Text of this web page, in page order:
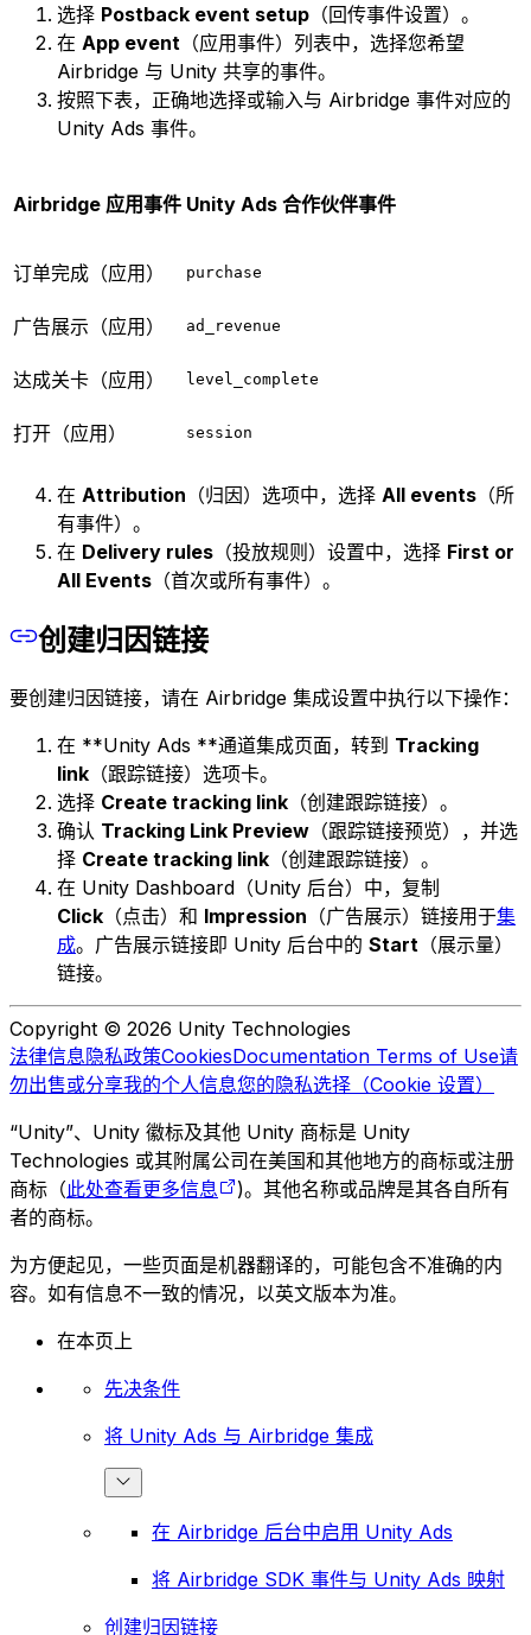
选择 Postback event setup （回传事件设置）。
在 App event （应用事件）列表中，选择您希望
Airbridge 与 Unity 共享的事件。
按照下表，正确地选择或输入与 Airbridge 事件对应的
Unity Ads 事件。
Airbridge 应用事件 Unity Ads 合作伙伴事件
订单完成（应用） purchase
广告展示（应用） ad_revenue
达成关卡（应用） level_complete
打开（应用） session
在 Attribution （归因）选项中，选择 All events （所
有事件）。
在 Delivery rules （投放规则）设置中，选择 First or
All Events （首次或所有事件）。
创建归因链接
要创建归因链接，请在 Airbridge 集成设置中执行以下操作：
在 **Unity Ads **通道集成页面，转到 Tracking
link （跟踪链接）选项卡。
选择 Create tracking link （创建跟踪链接）。
确认 Tracking Link Preview （跟踪链接预览），并选
择 Create tracking link （创建跟踪链接）。
在 Unity Dashboard（Unity 后台）中，复制
Click （点击）和 Impression （广告展示）链接用于集
成。广告展示链接即 Unity 后台中的 Start （展示量）
链接。
Copyright © 2026 Unity Technologies
法律信息隐私政策CookiesDocumentation Terms of Use请
勿出售或分享我的个人信息您的隐私选择（Cookie 设置）
“Unity”、Unity 徽标及其他 Unity 商标是 Unity
Technologies 或其附属公司在美国和其他地方的商标或注册
商标（此处查看更多信息
)。其他名称或品牌是其各自所有
者的商标。
为方便起见，一些页面是机器翻译的，可能包含不准确的内
容。如有信息不一致的情况，以英文版本为准。
在本页上
先决条件
将 Unity Ads 与 Airbridge 集成
在 Airbridge 后台中启用 Unity Ads
将 Airbridge SDK 事件与 Unity Ads 映射
创建归因链接